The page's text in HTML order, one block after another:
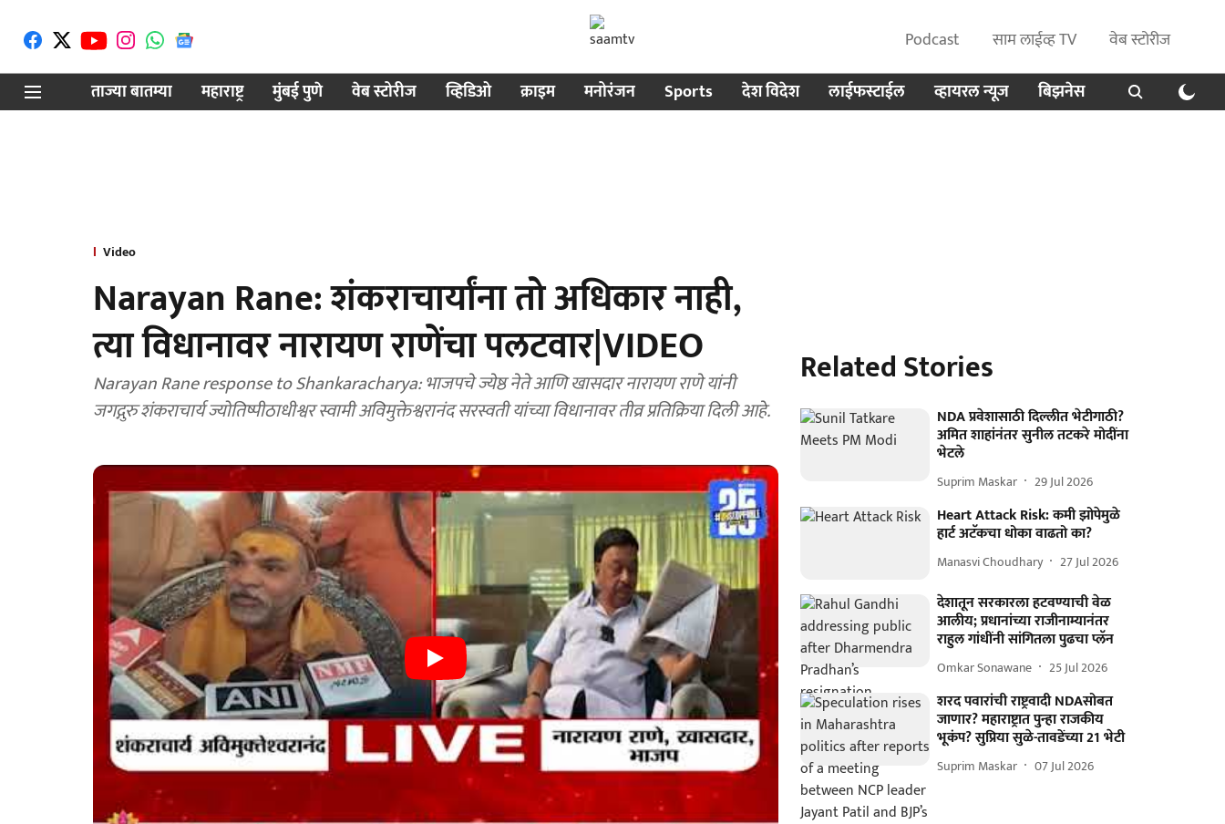
Podcast साम लाईव्ह TV
वेब स्टोरीज
ताज्या बातम्या
महाराष्ट्र मुंबई पुणे वेब स्टोरीज व्हिडिओ क्राइम मनोरंजन Sports देश विदेश लाईफस्टाईल व्हायरल न्यूज बिझनेस
Video
Narayan Rane: शंकराचार्यांना तो अधिकार नाही,
त्या विधानावर नारायण राणेंचा पलटवार|VIDEO
Narayan Rane response to Shankaracharya: भाजपचे ज्येष्ठ नेते आणि खासदार नारायण राणे यांनी
जगद्गुरु शंकराचार्य ज्योतिष्पीठाधीश्वर स्वामी अविमुक्तेश्वरानंद सरस्वती यांच्या विधानावर तीव्र प्रतिक्रिया दिली आहे.
Related Stories
NDA प्रवेशासाठी दिल्लीत भेटीगाठी?
अमित शाहांनंतर सुनील तटकरे मोदींना
भेटले
Suprim Maskar 29 Jul 2026
Heart Attack Risk: कमी झोपेमुळे
हार्ट अटॅकचा धोका वाढतो का?
Manasvi Choudhary 27 Jul 2026
देशातून सरकारला हटवण्याची वेळ
आलीय; प्रधानांच्या राजीनाम्यानंतर
राहुल गांधींनी सांगितला पुढचा प्लॅन
Omkar Sonawane 25 Jul 2026
शरद पवारांची राष्ट्रवादी NDAसोबत
जाणार? महाराष्ट्रात पुन्हा राजकीय
भूकंप? सुप्रिया सुळे-तावडेंच्या 21 भेटी
Suprim Maskar 07 Jul 2026